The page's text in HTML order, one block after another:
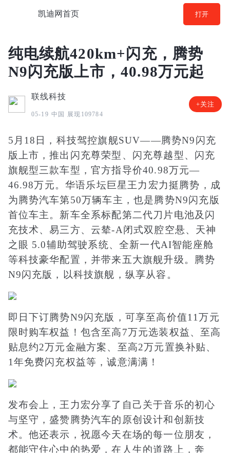
凯迪网首页 打开
纯电续航420km+闪充，腾势
N9闪充版上市，40.98万元起
联线科技
05-19 中国 展现109784
+关注
5月18日，科技驾控旗舰SUV——腾势N9闪充
版上市，推出闪充尊荣型、闪充尊越型、闪充
旗舰型三款车型，官方指导价40.98万元—
46.98万元。华语乐坛巨星王力宏力挺腾势，成
为腾势汽车第50万辆车主，也是腾势N9闪充版
首位车主。新车全系标配第二代刀片电池及闪
充技术、易三方、云辇-A闭式双腔空悬、天神
之眼 5.0辅助驾驶系统、全新一代AI智能座舱
等科技豪华配置，并带来五大旗舰升级。腾势
N9闪充版，以科技旗舰，纵享从容。
即日下订腾势N9闪充版，可享至高价值11万元
限时购车权益！包含至高7万元选装权益、至高
贴息约2万元金融方案、至高2万元置换补贴、
1年免费闪充权益等，诚意满满！
发布会上，王力宏分享了自己关于音乐的初心
与坚守，盛赞腾势汽车的原创设计和创新技
术。他还表示，祝愿今天在场的每一位朋友，
都能守住心中的热爱，在人生的道路上，奔